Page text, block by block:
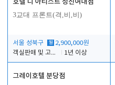
호텔 디 아티스트 성신여대점
3교대 프론트(격,비,비)
서울 성북구 월 2,900,000원
객실판매 및 고객응대
1년 이상
그레이호텔 분당점